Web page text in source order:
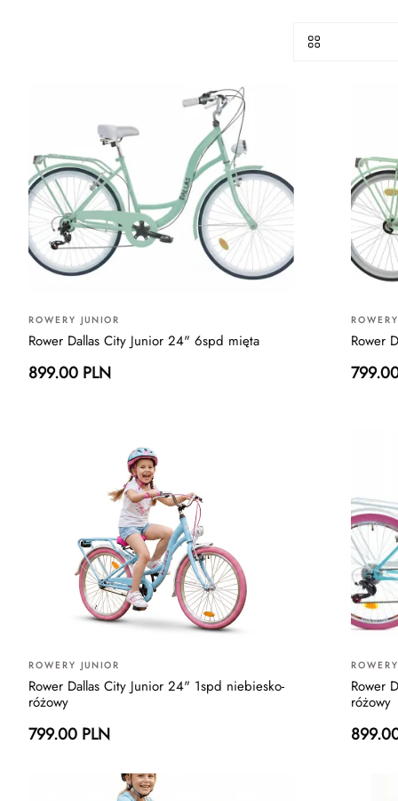
ROWERY JUNIOR
Rower Dallas City Junior 24" 6spd mięta
899.00 PLN
Rower
ROWERY JUNIOR
Rower Dallas City Junior 24" 1spd niebiesko-
różowy
799.00 PLN
Rower
różowy